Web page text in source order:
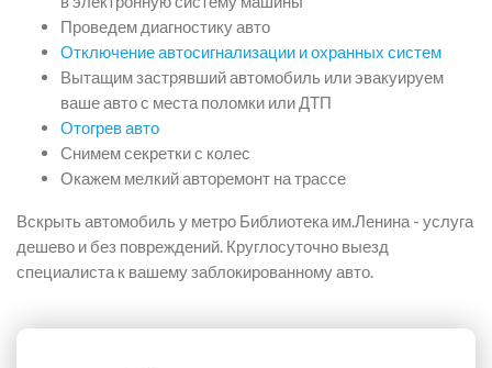
Проведем диагностику авто
Отключение автосигнализации и охранных систем
Вытащим застрявший автомобиль или эвакуируем
ваше авто с места поломки или ДТП
Отогрев авто
Снимем секретки с колес
Окажем мелкий авторемонт на трассе
Вскрыть автомобиль у метро Библиотека им.Ленина - услуга
дешево и без повреждений. Круглосуточно выезд
специалиста к вашему заблокированному авто.